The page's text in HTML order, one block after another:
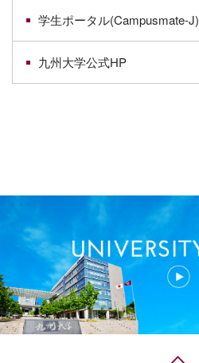
学生ポータル(Campusmate-J)
九州大学公式HP